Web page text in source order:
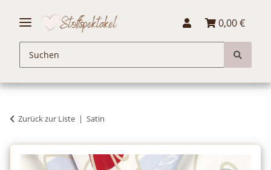
0,00 €
Zurück zur Liste Satin